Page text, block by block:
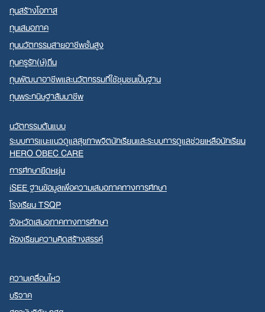
ทุนสร้างโอกาส
ทุนเสมอภาค
ทุนนวัตกรรมสายอาชีพชั้นสูง
ทุนครูรัก(ษ์)ถิ่น
ทุนพัฒนาอาชีพและนวัตกรรมที่ใช้ชุมชนเป็นฐาน
ทุนพระกนิษฐาสัมมาชีพ
นวัตกรรมต้นแบบ
ระบบการแนะแนวดูแลสุขภาพจิตนักเรียนและระบบการดูแลช่วยเหลือนักเรียน
HERO OBEC CARE
การศึกษายืดหยุ่น
iSEE ฐานข้อมูลเพื่อความเสมอภาคทางการศึกษา
โรงเรียน TSQP
จังหวัดเสมอภาคทางการศึกษา
ห้องเรียนความคิดสร้างสรรค์
ความเคลื่อนไหว
บริจาค